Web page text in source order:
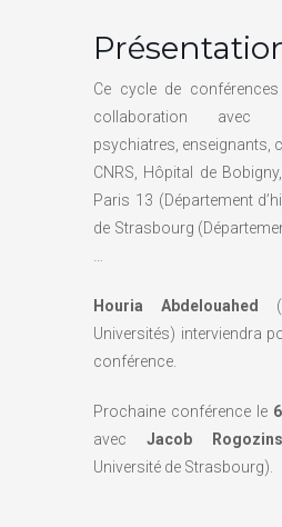
Ce cycle de
collaboration avec
psychiatres, enseignants,
CNRS, Hôpital de
Paris 13 (Département
de Strasbourg
…
Houria Abdelouahed
Universités) interviendra
conférence.
Prochaine conférence le
avec Jacob
Université de Strasbourg).